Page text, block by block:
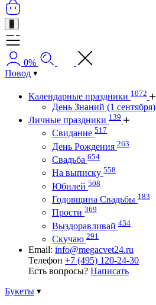
+
0%
Повод
Календарные праздники 1072
День Знаний (1 сентября)
Личные праздники 139
Свидание 517
День Рождения 263
Свадьба 654
На выписку 558
Юбилей 508
Годовщина Свадьбы 183
Прости 369
Выздоравливай 434
Скучаю 291
Email: info@megacvet24.ru
Телефон +7 (495) 120-24-30
Есть вопросы? Написать
Букеты